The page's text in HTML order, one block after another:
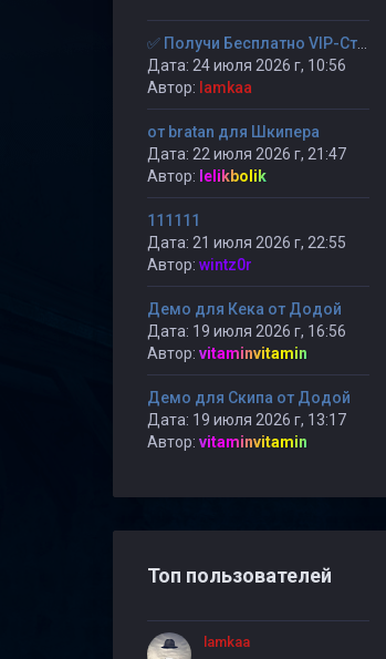
Дата: 24 июля 2026 г, 10:56
Автор: lamkaa
от bratan для Шкипера
Дата: 22 июля 2026 г, 21:47
Автор: lelikbolik
111111
Дата: 21 июля 2026 г, 22:55
Автор: wintz0r
Демо для Кека от Додой
Дата: 19 июля 2026 г, 16:56
Автор: vitaminvitamin
Демо для Скипа от Додой
Дата: 19 июля 2026 г, 13:17
Автор: vitaminvitamin
Топ пользователей
lamkaa